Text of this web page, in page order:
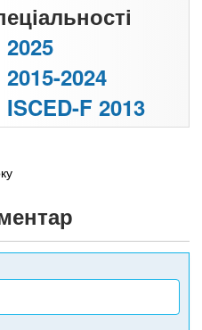
2025
2024
F 2013